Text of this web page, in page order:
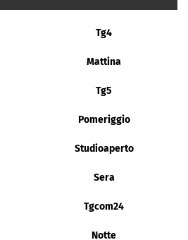
Tg4
Mattina
Tg5
Pomeriggio
Studioaperto
Sera
Tgcom24
Notte